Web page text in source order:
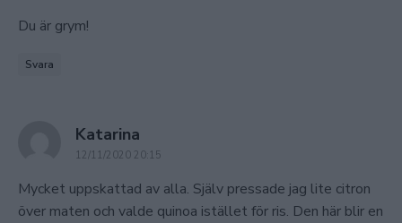
Du är grym!
Svara
Katarina
12/11/2020 20:15
Mycket uppskattad av alla. Själv pressade jag lite citron
över maten och valde quinoa istället för ris. Den här blir en